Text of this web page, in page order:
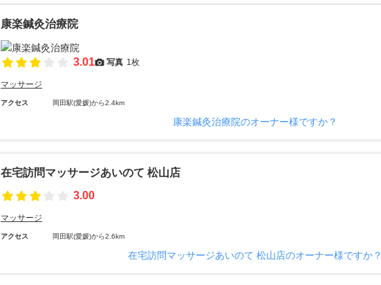
康楽鍼灸治療院
3.01 写真 1枚
マッサージ
アクセス 岡田駅(愛媛)から2.4km
康楽鍼灸治療院のオーナー様ですか？
在宅訪問マッサージあいのて 松山店
3.00
マッサージ
アクセス 岡田駅(愛媛)から2.6km
在宅訪問マッサージあいのて 松山店のオーナー様ですか？